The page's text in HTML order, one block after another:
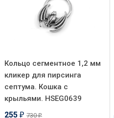
Кольцо сегментное 1,2 мм
кликер для пирсинга
септума. Кошка с
крыльями. HSEG0639
255 ₽ 730₽